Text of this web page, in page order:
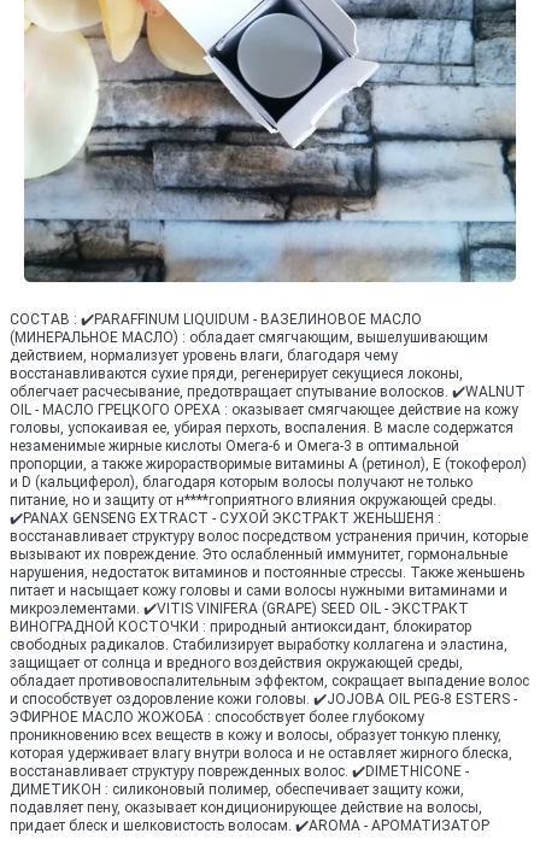
СОСТАВ : ✔️PARAFFINUM LIQUIDUM - ВАЗЕЛИНОВОЕ МАСЛО
(МИНЕРАЛЬНОЕ МАСЛО) : обладает смягчающим, вышелушивающим
действием, нормализует уровень влаги, благодаря чему
восстанавливаются сухие пряди, регенерирует секущиеся локоны,
облегчает расчесывание, предотвращает спутывание волосков. ✔️WALNUT
OIL - МАСЛО ГРЕЦКОГО ОРЕХА : оказывает смягчающее действие на кожу
головы, успокаивая ее, убирая перхоть, воспаления. В масле содержатся
незаменимые жирные кислоты Омега-6 и Омега-3 в оптимальной
пропорции, а также жирорастворимые витамины A (ретинол), E (токоферол)
и D (кальциферол), благодаря которым волосы получают не только
питание, но и защиту от н****гоприятного влияния окружающей среды.
✔️PANAX GENSENG EXTRACT - СУХОЙ ЭКСТРАКТ ЖЕНЬШЕНЯ :
восстанавливает структуру волос посредством устранения причин, которые
вызывают их повреждение. Это ослабленный иммунитет, гормональные
нарушения, недостаток витаминов и постоянные стрессы. Также женьшень
питает и насыщает кожу головы и сами волосы нужными витаминами и
микроэлементами. ✔️VITIS VINIFERA (GRAPE) SEED OIL - ЭКСТРАКТ
ВИНОГРАДНОЙ КОСТОЧКИ : природный антиоксидант, блокиратор
свободных радикалов. Стабилизирует выработку коллагена и эластина,
защищает от солнца и вредного воздействия окружающей среды,
обладает противовоспалительным эффектом, сокращает выпадение волос
и способствует оздоровление кожи головы. ✔️JOJOBA OIL PEG-8 ESTERS -
ЭФИРНОЕ МАСЛО ЖОЖОБА : способствует более глубокому
проникновению всех веществ в кожу и волосы, образует тонкую пленку,
которая удерживает влагу внутри волоса и не оставляет жирного блеска,
восстанавливает структуру поврежденных волос. ✔️DIMETHICONE -
ДИМЕТИКОН : силиконовый полимер, обеспечивает защиту кожи,
подавляет пену, оказывает кондиционирующее действие на волосы,
придает блеск и шелковистость волосам. ✔️AROMA - АРОМАТИЗАТОР